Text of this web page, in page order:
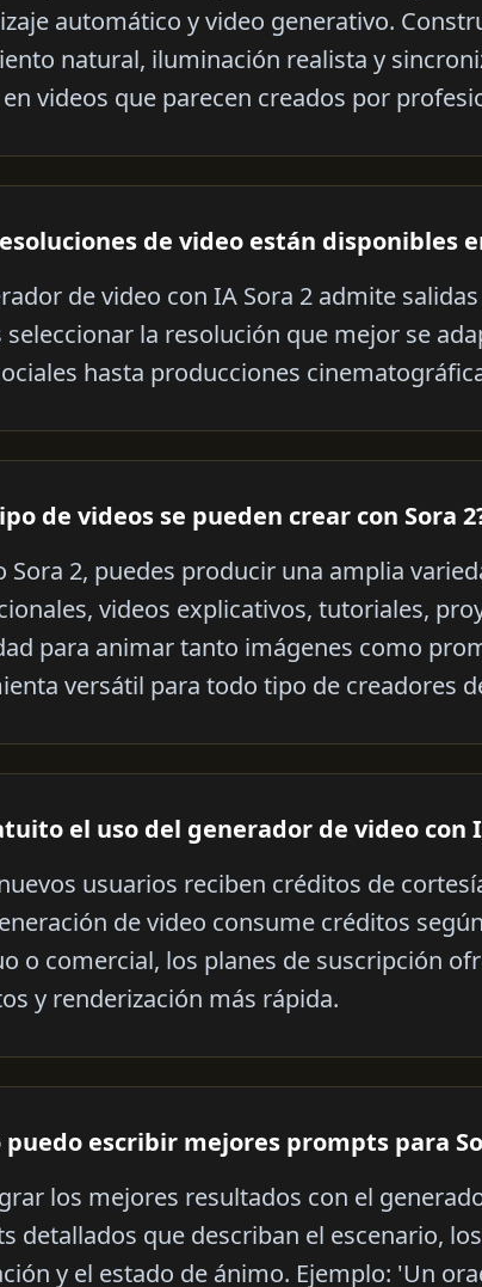
automático y video generativo.
natural, iluminación realista y
videos que parecen creados por
de video están disponibles
de video con IA Sora 2 admite
seleccionar la resolución que mejor se
hasta producciones
de videos se pueden crear con Sora
Sora 2, puedes producir una amplia
videos explicativos, tutoriales,
para animar tanto imágenes como
versátil para todo tipo de creadores
el uso del generador de video con
usuarios reciben créditos de
de video consume créditos
o comercial, los planes de suscripción
y renderización más rápida.
puedo escribir mejores prompts para
los mejores resultados con el
detallados que describan el escenario,
y el estado de ánimo. Ejemplo: 'Un